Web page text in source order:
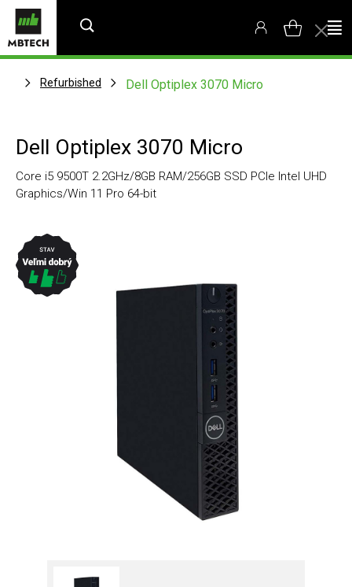
Refurbished Dell Optiplex 3070 Micro
Dell Optiplex 3070 Micro
Core i5 9500T 2.2GHz/8GB RAM/256GB SSD PCIe Intel UHD
Graphics/Win 11 Pro 64-bit